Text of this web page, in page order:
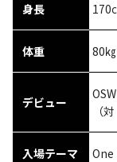
身長 170
体重 80㎏
デビュー
（
入場テーマ